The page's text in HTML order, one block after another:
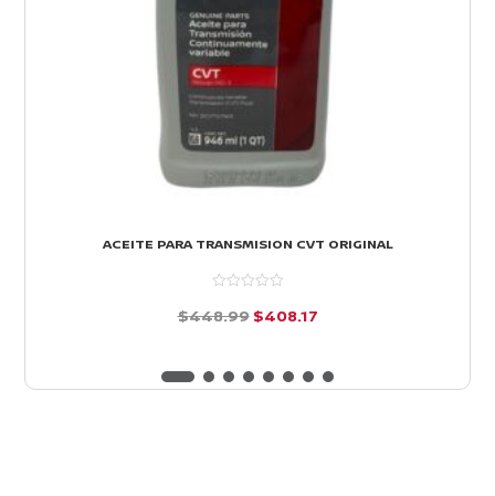
ACEITE PARA TRANSMISION CVT ORIGINAL
5
$448.99 El
original
$408.17El
actual